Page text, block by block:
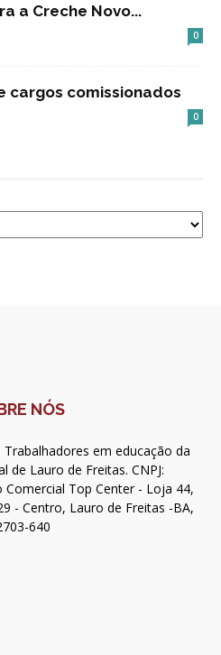
a Creche Novo...
0
cargos comissionados
0
NÓS
Trabalhadores em educação da
de Lauro de Freitas. CNPJ:
Comercial Top Center - Loja 44,
- Centro, Lauro de Freitas -BA,
640